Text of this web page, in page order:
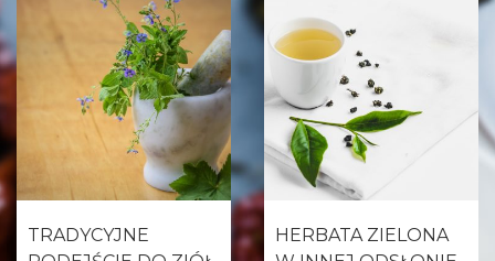
TRADYCYJNE
HERBATA ZIELONA